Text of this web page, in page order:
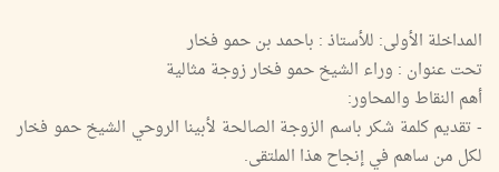
المداخلة الأولى: للأستاذ : باحمد بن حمو فخار
تحت عنوان : وراء الشيخ حمو فخار زوجة مثالية
أهم النقاط والمحاور:
- تقديم كلمة شكر باسم الزوجة الصالحة لأبينا الروحي الشيخ حمو فخار
لكل من ساهم في إنجاح هذا الملتقى.